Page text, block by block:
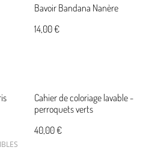
Bavoir Bandana Nanère
14,00 €
Cahier de coloriage lavable -
perroquets verts
40,00 €